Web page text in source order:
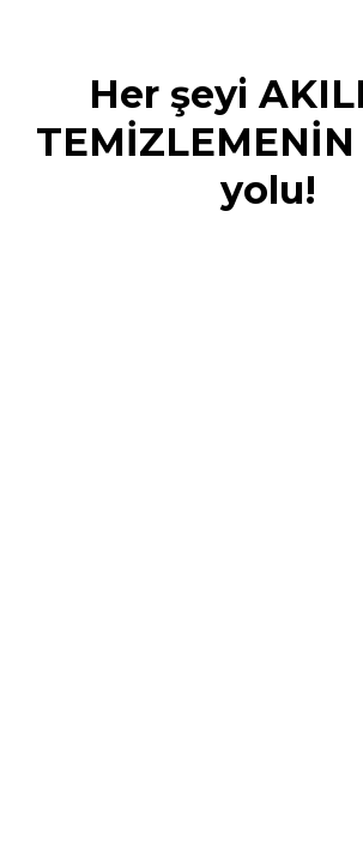
Her şeyi
TEMİZLEMENİN
yolu!